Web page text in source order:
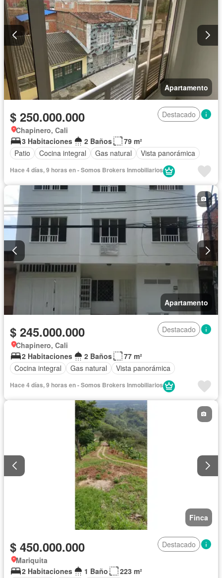
Apartamento
$ 250.000.000
Destacado
Chapinero, Cali
3 Habitaciones
2 Baños
79 m²
Patio
Cocina integral Gas natural Vista panorámica
Hace 4 días, 9 horas en - Somos Brokers Inmobiliarios
Apartamento
$ 245.000.000
Destacado
Chapinero, Cali
2 Habitaciones
2 Baños
77 m²
Cocina integral
Gas natural Vista panorámica
Hace 4 días, 9 horas en - Somos Brokers Inmobiliarios
Finca
$ 450.000.000
Destacado
Mariquita
2 Habitaciones
1 Baño
223 m²